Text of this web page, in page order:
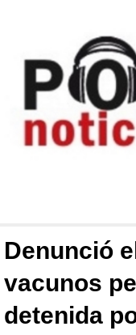
Denunció
vacunos
detenida